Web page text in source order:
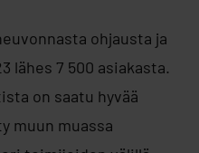
ohjausta ja
lähes 7 500 asiakasta.
on saatu hyvää
muun muassa